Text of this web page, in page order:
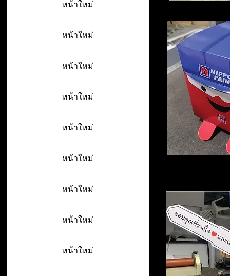
หน้าใหม่
หน้าใหม่
หน้าใหม่
หน้าใหม่
หน้าใหม่
หน้าใหม่
หน้าใหม่
หน้าใหม่
หน้าใหม่